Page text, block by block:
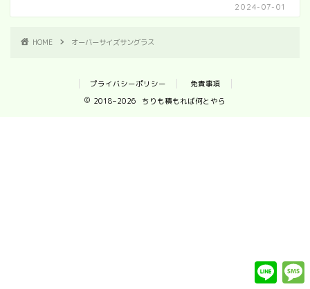
2024-07-01
HOME オーバーサイズサングラス
プライバシーポリシー
免責事項
2018–2026 ちりも積もれば何とやら
L